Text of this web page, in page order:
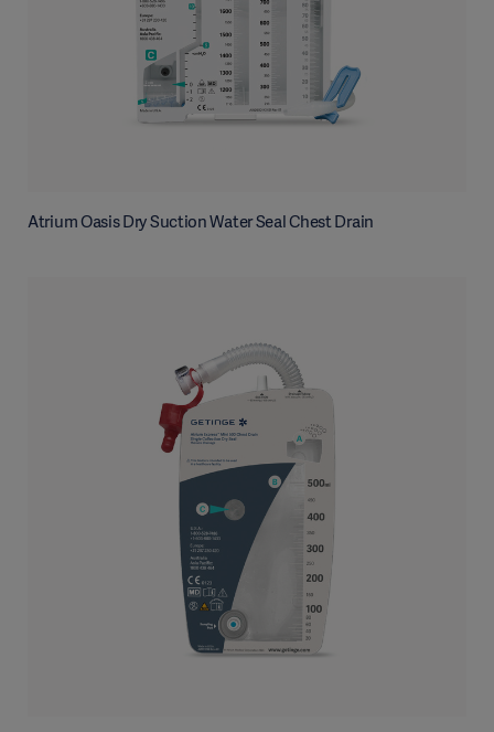
Atrium Oasis Dry Suction Water Seal Chest Drain